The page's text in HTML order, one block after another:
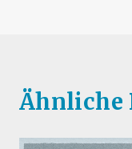
Ähnliche